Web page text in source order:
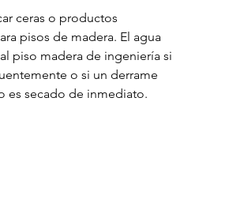
ceras o productos
pisos de madera. El agua
piso madera de ingeniería si
o si un derrame
es secado de inmediato.